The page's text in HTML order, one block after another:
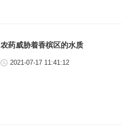
农药威胁着香槟区的水质
2021-07-17 11:41:12